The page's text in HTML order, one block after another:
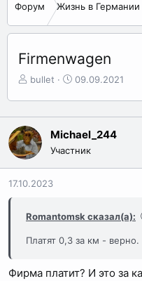
Форум Жизнь в Германии
Firmenwagen
А
о
р
т
е
м
ы
bullet
Д
а
н
а
09.09.2021
Michael_244
Участник
17.10.2023
Romantomsk сказал(а):
Платят 0,3 за км - верно.
Фирма платит? И это за